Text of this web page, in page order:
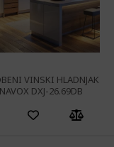
VINSKI HLADNJAK
DXJ-26.69DB